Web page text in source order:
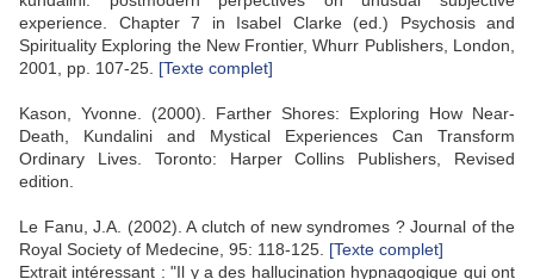
experience. Chapter 7 in Isabel Clarke (ed.) Psychosis and
Spirituality Exploring the New Frontier, Whurr Publishers, London,
2001, pp. 107-25. [Texte complet]
Kason, Yvonne. (2000). Farther Shores: Exploring How Near-
Death, Kundalini and Mystical Experiences Can Transform
Ordinary Lives. Toronto: Harper Collins Publishers, Revised
edition.
Le Fanu, J.A. (2002). A clutch of new syndromes ? Journal of the
Royal Society of Medecine, 95: 118-125. [Texte complet]
Extrait intéressant : "Il y a des hallucination hypnagogique qui ont